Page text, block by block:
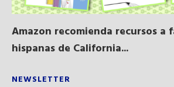
Amazon recomienda recursos a
hispanas de California...
NEWSLETTER